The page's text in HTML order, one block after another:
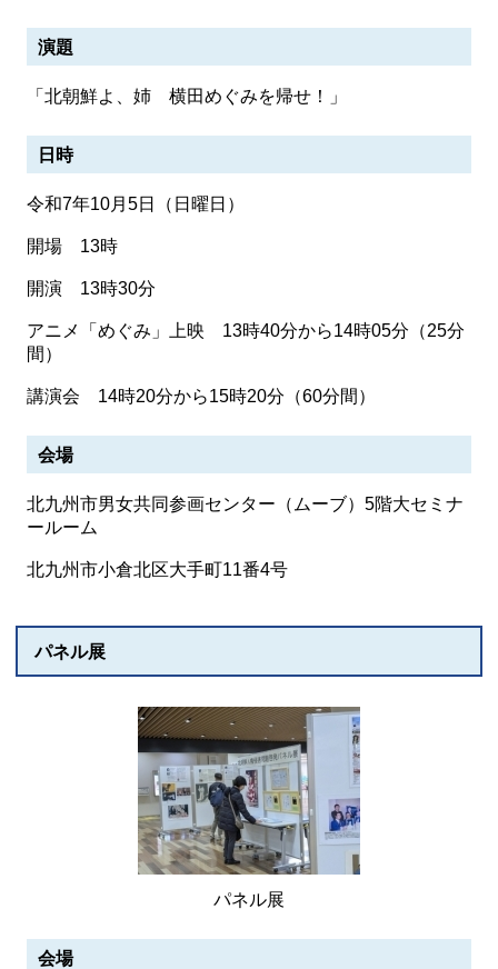
演題
「北朝鮮よ、姉 横田めぐみを帰せ！」
日時
令和7年10月5日（日曜日）
開場 13時
開演 13時30分
アニメ「めぐみ」上映 13時40分から14時05分（25分
間）
講演会 14時20分から15時20分（60分間）
会場
北九州市男女共同参画センター（ムーブ）5階大セミナ
ールーム
北九州市小倉北区大手町11番4号
パネル展
パネル展
会場